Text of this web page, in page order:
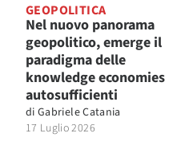
GEOPOLITICA
Nel nuovo panorama
geopolitico, emerge il
paradigma delle
knowledge economies
autosufficienti
di Gabriele Catania
17 Luglio 2026